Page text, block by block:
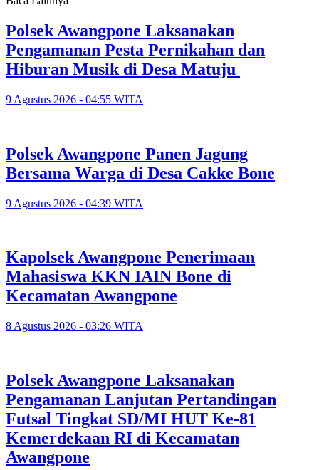
‎Polsek Awangpone Laksanakan
Pengamanan Pesta Pernikahan dan
Hiburan Musik di Desa Matuju ‎
9 Agustus 2026 - 04:55 WITA
Polsek Awangpone Panen Jagung
Bersama Warga di Desa Cakke Bone
9 Agustus 2026 - 04:39 WITA
‎Kapolsek Awangpone Penerimaan
Mahasiswa KKN IAIN Bone di
Kecamatan Awangpone
8 Agustus 2026 - 03:26 WITA
Polsek Awangpone Laksanakan
Pengamanan Lanjutan Pertandingan
Futsal Tingkat SD/MI HUT Ke-81
Kemerdekaan RI di Kecamatan
Awangpone